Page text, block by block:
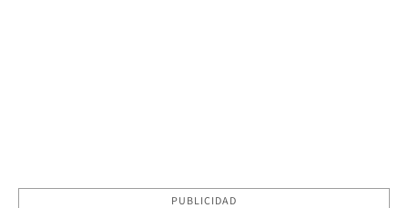
PUBLICIDAD